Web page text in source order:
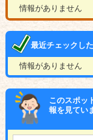
情報がありません
最近チェックし
情報がありません
このスポッ
報を見てい